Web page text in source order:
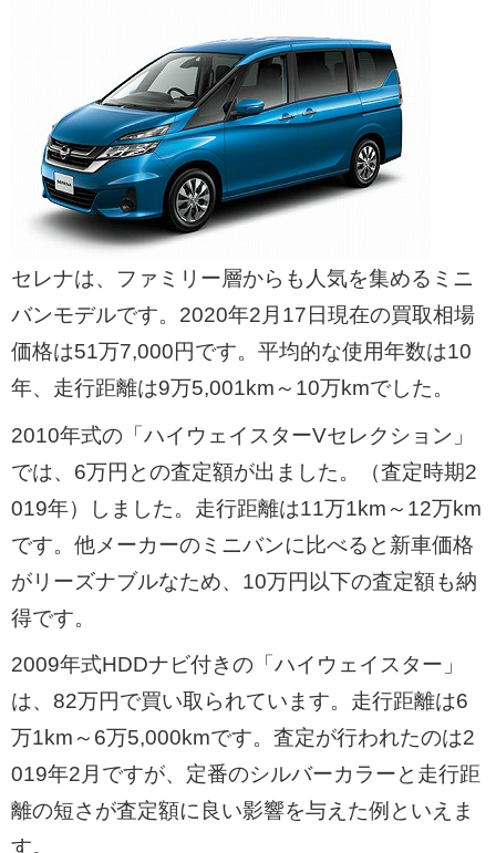
セレナは、ファミリー層からも人気を集めるミニ
バンモデルです。2020年2月17日現在の買取相場
価格は51万7,000円です。平均的な使用年数は10
年、走行距離は9万5,001km～10万kmでした。
2010年式の「ハイウェイスターVセレクション」
では、6万円との査定額が出ました。（査定時期2
019年）しました。走行距離は11万1km～12万km
です。他メーカーのミニバンに比べると新車価格
がリーズナブルなため、10万円以下の査定額も納
得です。
2009年式HDDナビ付きの「ハイウェイスター」
は、82万円で買い取られています。走行距離は6
万1km～6万5,000kmです。査定が行われたのは2
019年2月ですが、定番のシルバーカラーと走行距
離の短さが査定額に良い影響を与えた例といえま
す。